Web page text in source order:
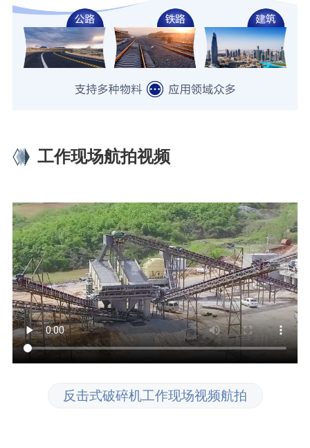
工作现场航拍视频
反击式破碎机工作现场视频航拍